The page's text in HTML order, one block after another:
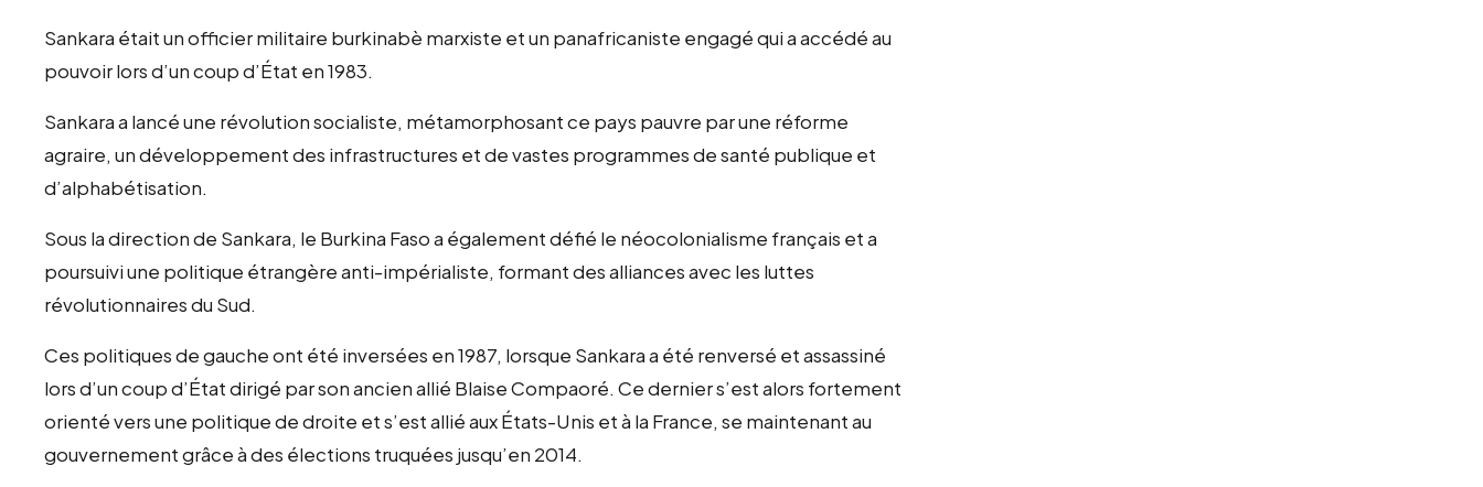
Sankara était un officier militaire burkinabè marxiste et un panafricaniste engagé qui a accédé au
pouvoir lors d’un coup d’État en 1983.
Sankara a lancé une révolution socialiste, métamorphosant ce pays pauvre par une réforme
agraire, un développement des infrastructures et de vastes programmes de santé publique et
d’alphabétisation.
Sous la direction de Sankara, le Burkina Faso a également défié le néocolonialisme français et a
poursuivi une politique étrangère anti-impérialiste, formant des alliances avec les luttes
révolutionnaires du Sud.
Ces politiques de gauche ont été inversées en 1987, lorsque Sankara a été renversé et assassiné
lors d’un coup d’État dirigé par son ancien allié Blaise Compaoré. Ce dernier s’est alors fortement
orienté vers une politique de droite et s’est allié aux États-Unis et à la France, se maintenant au
gouvernement grâce à des élections truquées jusqu’en 2014.